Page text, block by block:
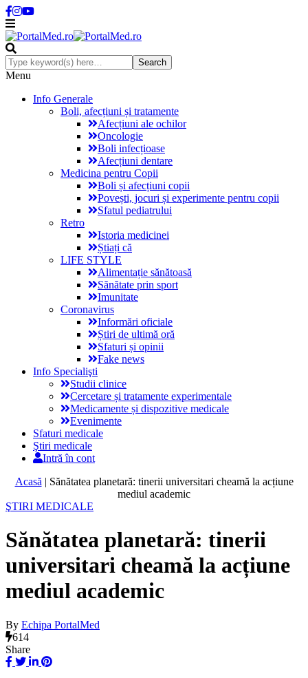
Menu
Info Generale
Boli, afecțiuni și tratamente
Afecțiuni ale ochilor
Oncologie
Boli infecțioase
Afecțiuni dentare
Medicina pentru Copii
Boli și afecțiuni copii
Povești, jocuri și experimente pentru copii
Sfatul pediatrului
Retro
Istoria medicinei
Știați că
LIFE STYLE
Alimentație sănătoasă
Sănătate prin sport
Imunitate
Coronavirus
Informări oficiale
Știri de ultimă oră
Sfaturi și opinii
Fake news
Info Specialişti
Studii clinice
Cercetare și tratamente experimentale
Medicamente și dispozitive medicale
Evenimente
Sfaturi medicale
Ştiri medicale
Intră în cont
Acasă | Sănătatea planetară: tinerii universitari cheamă la acțiune
mediul academic
ŞTIRI MEDICALE
Sănătatea planetară: tinerii
universitari cheamă la acțiune
mediul academic
By Echipa PortalMed
614
Share